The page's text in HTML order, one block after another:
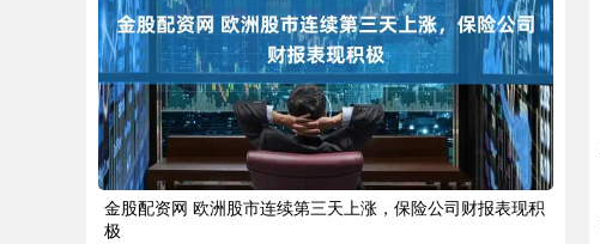
金股配资网 欧洲股市连续第三天上涨，保险公司财报表现积
极